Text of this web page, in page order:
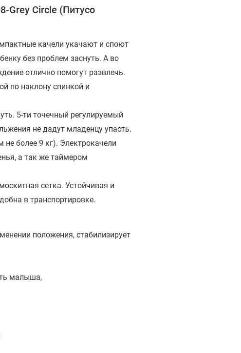
Grey Circle (Питусо
качели укачают и споют
без проблем заснуть. А во
отлично помогут развлечь.
по наклону спинкой и
5-ти точечный регулируемый
не дадут младенцу упасть.
более 9 кг). Электрокачели
а так же таймером
сетка. Устойчивая и
в транспортировке.
положения, стабилизирует
малыша,